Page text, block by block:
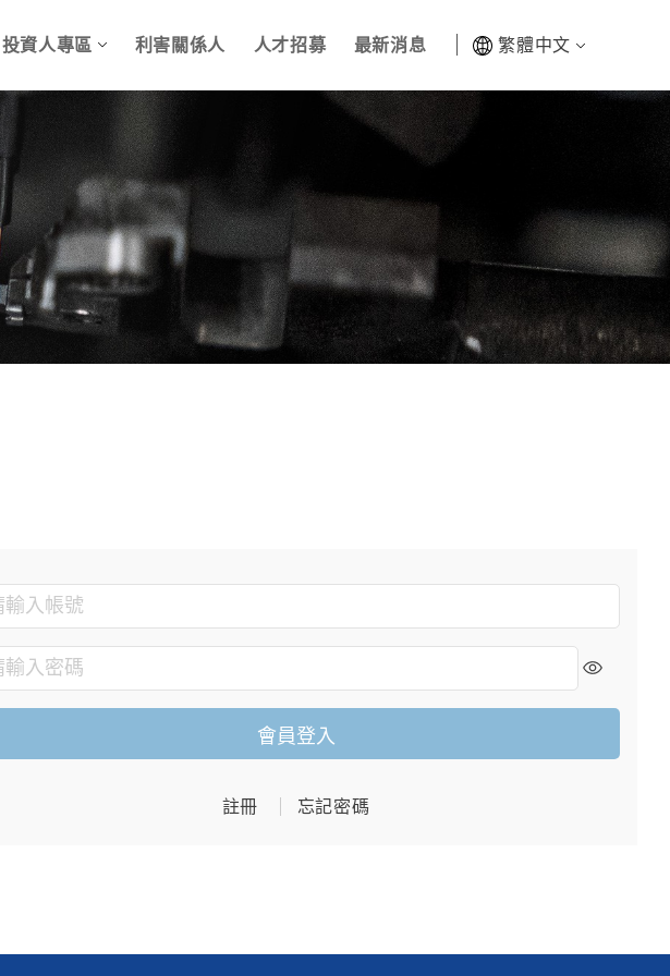
投資人專區 利害關係人 人才招募 最新消息 繁體中文
會員登入
註冊 忘記密碼